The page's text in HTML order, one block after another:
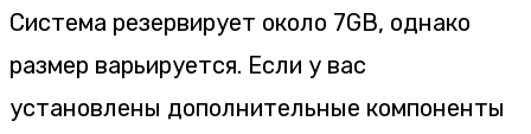
Система резервирует около 7GB, однако
размер варьируется. Если у вас
установлены дополнительные компоненты